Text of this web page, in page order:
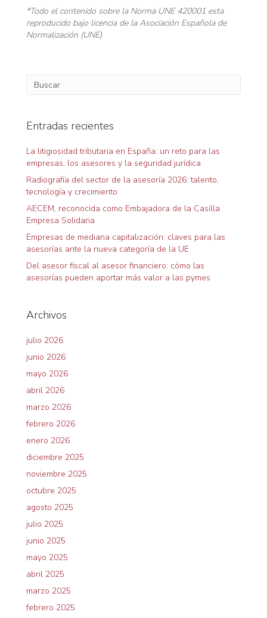
*Todo el contenido sobre la Norma UNE 420001 esta
reproducido bajo licencia de la Asociación Española de
Normalización (UNE)
Entradas recientes
La litigiosidad tributaria en España: un reto para las
empresas, los asesores y la seguridad jurídica
Radiografía del sector de la asesoría 2026: talento,
tecnología y crecimiento
AECEM, reconocida como Embajadora de la Casilla
Empresa Solidaria
Empresas de mediana capitalización: claves para las
asesorías ante la nueva categoría de la UE
Del asesor fiscal al asesor financiero: cómo las
asesorías pueden aportar más valor a las pymes
Archivos
julio 2026
junio 2026
mayo 2026
abril 2026
marzo 2026
febrero 2026
enero 2026
diciembre 2025
noviembre 2025
octubre 2025
agosto 2025
julio 2025
junio 2025
mayo 2025
abril 2025
marzo 2025
febrero 2025